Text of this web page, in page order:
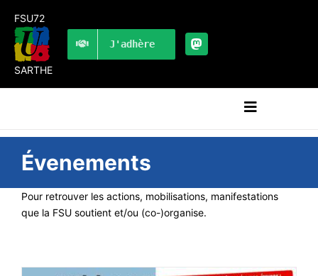
contenu
FSU72
SARTHE
J'adhère
Navigation
RECHERCHER:
LES UNES
#ACTUALITÉS
DOSSIERS
Évenements
Pour retrouver les actions, mobilisations, manifestations
que la FSU soutient et/ou (co-)organise.